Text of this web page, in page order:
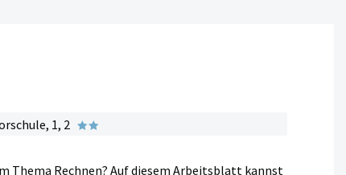
1, 2
Thema Rechnen? Auf diesem Arbeitsblatt kannst